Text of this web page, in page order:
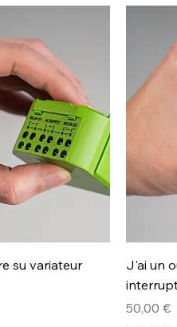
su variateur
J'ai un
Prix
50,00 €